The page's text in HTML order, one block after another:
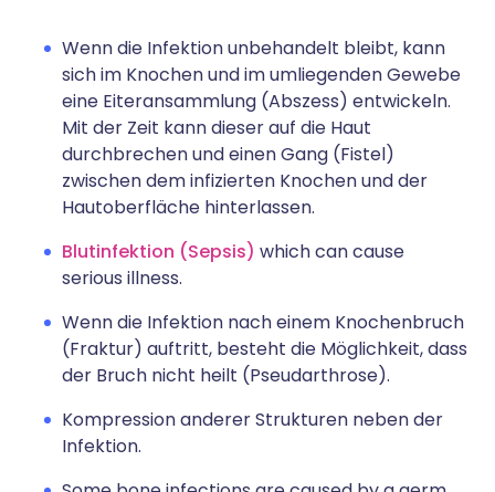
Wenn die Infektion unbehandelt bleibt, kann
sich im Knochen und im umliegenden Gewebe
eine Eiteransammlung (Abszess) entwickeln.
Mit der Zeit kann dieser auf die Haut
durchbrechen und einen Gang (Fistel)
zwischen dem infizierten Knochen und der
Hautoberfläche hinterlassen.
Blutinfektion (Sepsis) which can cause
serious illness.
Wenn die Infektion nach einem Knochenbruch
(Fraktur) auftritt, besteht die Möglichkeit, dass
der Bruch nicht heilt (Pseudarthrose).
Kompression anderer Strukturen neben der
Infektion.